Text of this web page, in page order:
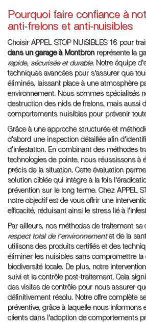
Pourquoi faire confiance à
anti-frelons et anti-nuisibles
Choisir APPEL STOP NUISIBLES 16 pour
dans un garage à Montbronreprésente la
rapide, sécurisée et durable. Notre équipe
techniques avancées pour s'assurer que
éliminés, laissant place à une atmosphère
environnement. Nous sommes spécialisés
destruction des nids de frelons, mais aussi
comportements nuisibles pour prévenir
Grâce à une approche structurée et
d'abord une inspection détaillée afin
d'infestation. En combinant des méthodes
technologies de pointe, nous réussissons à
précis de la situation. Cette évaluation
solution ciblée qui intègre à la fois
prévention sur le long terme. Chez APPEL
notre objectif est de vous offrir une
efficacité, réduisant ainsi le stress lié à
Par ailleurs, nos méthodes de traitement
respect total de l'environnementet de la
utilisons des produits certifiés et des
éliminer les nuisibles sans compromettre la
biodiversité locale. De plus, notre
suivi et le contrôle post-traitement. Cela
des visites de contrôle pour nous assurer
définitivement résolu. Notre offre complète
préventive, grâce à laquelle nous informons
clients dans l'adoption de comportements